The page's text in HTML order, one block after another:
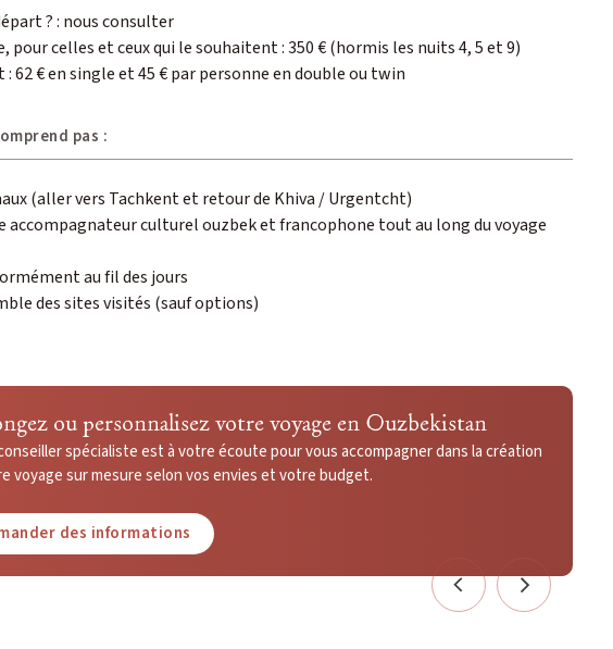
? : nous consulter
pour celles et ceux qui le souhaitent : 350 € (hormis les nuits 4, 5 et 9)
62 € en single et 45 € par personne en double ou twin
pas :
(aller vers Tachkent et retour de Khiva / Urgentcht)
accompagnateur culturel ouzbek et francophone tout au long du voyage
au fil des jours
des sites visités (sauf options)
ou personnalisez votre voyage en Ouzbekistan
spécialiste est à votre écoute pour vous accompagner dans la création
voyage sur mesure selon vos envies et votre budget.
des informations